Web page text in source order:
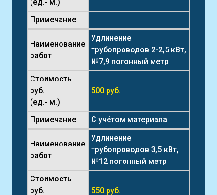
(ед.- м.)
Примечание
Наименование
работ
Удлинение
трубопроводов 2-2,5 кВт,
№7,9 погонный метр
Стоимость
руб.
(ед.- м.)
500 руб.
Примечание С учётом материала
Наименование
работ
Удлинение
трубопроводов 3,5 кВт,
№12 погонный метр
Стоимость
руб.
550 руб.